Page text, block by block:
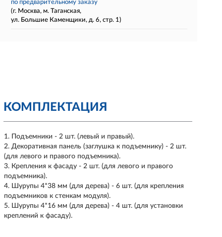
по предварительному заказу
(г. Москва, м. Таганская,
ул. Большие Каменщики, д. 6, стр. 1)
КОМПЛЕКТАЦИЯ
Подъемники - 2 шт. (левый и правый).
Декоративная панель (заглушка к подъемнику) - 2 шт.
(для левого и правого подъемника).
Крепления к фасаду - 2 шт. (для левого и правого
подъемника).
Шурупы 4*38 мм (для дерева) - 6 шт. (для крепления
подъемников к стенкам модуля).
Шурупы 4*16 мм (для дерева) - 4 шт. (для установки
креплений к фасаду).